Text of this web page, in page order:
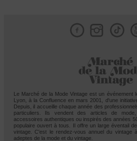
Le Marché de la Mode Vintage est un événement
Lyon, à la Confluence en mars 2001, d'une
Depuis, il accueille chaque année des
particuliers. Ils vendent des articles de
accessoires authentiques ou inspirés des années
populaire ouvert à tous. Il offre un large éventail
vintage. C'est le rendez-vous annuel du vintage
adeptes de la mode et du vintage.